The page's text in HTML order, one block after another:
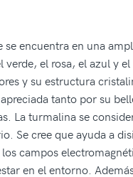
encuentra en una
verde, el rosa, el azul y
y su estructura
tanto por su
La turmalina se
Se cree que ayuda a
campos
en el entorno.